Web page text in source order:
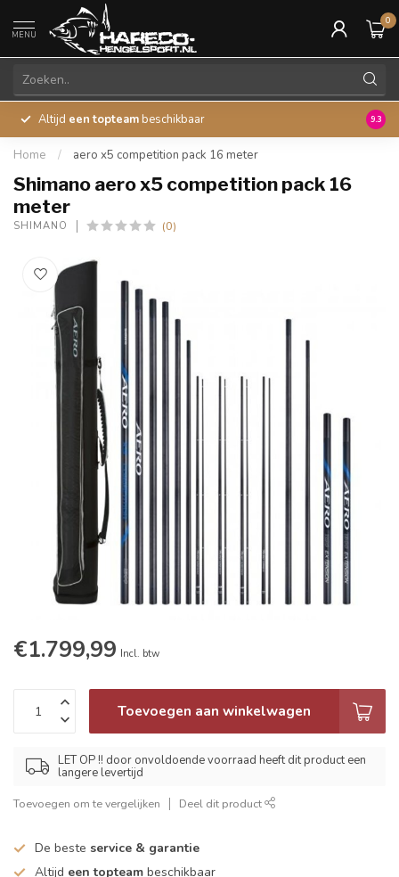
MENU
0
Altijd een topteam beschikbaar 45
9.3
Home / aero x5 competition pack 16 meter
Shimano aero x5 competition pack 16
meter
SHIMANO (0)
€1.799,99 Incl. btw
Toevoegen aan winkelwagen
LET OP !! door onvoldoende voorraad heeft dit product een
langere levertijd
Toevoegen om te vergelijken Deel dit product
De beste service & garantie
Altijd een topteam beschikbaar